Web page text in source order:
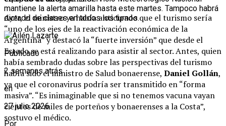
Ayer, el ministro ya había anticipado que el turismo sería
“uno de los ejes de la reactivación económica de la
Argentina” y destacó la “fuerte inversión” que desde el
Estado se está realizando para asistir al sector. Antes, quien
había sembrado dudas sobre las perspectivas del turismo
había sido el ministro de Salud bonaerense, Daniel Gollán,
ya que el coronavirus podría ser transmitido en “forma
masiva”. “Es inimaginable que si no tenemos vacuna vayan
cientos de miles de porteños y bonaerenses a la Costa”,
sostuvo el médico.
mantiene la alerta amarilla hasta este martes. Tampoco habrá
dictado de clases en todos los turnos.
Publicado
2 semanas atrás
en
27 julio 2026
Por